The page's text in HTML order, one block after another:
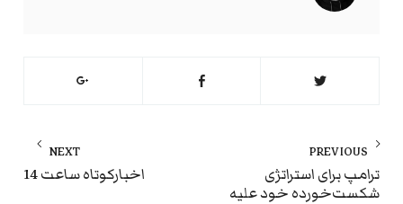
راهبری
نوشته
PREVIOUS
Previous
ترامپ برای استراتژی
شکست‌خورده خود علیه
NEXT
اخبارکوتاه ساعت 14